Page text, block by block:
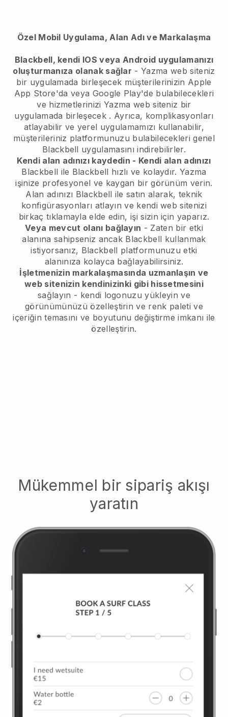
Özel Mobil Uygulama, Alan Adı ve Markalaşma
Blackbell, kendi IOS veya Android uygulamanızı
oluşturmanıza olanak sağlar -Yazma web siteniz
bir uygulamada birleşecek müşterilerinizin Apple
App Store'da veya Google Play'de bulabilecekleri
ve hizmetleriniziYazma web siteniz bir
uygulamada birleşecek . Ayrıca, komplikasyonları
atlayabilir ve yerel uygulamamızı kullanabilir,
müşterileriniz platformunuzu bulabilecekleri genel
Blackbell uygulamasını indirebilirler.
Kendi alan adınızı kaydedin - Kendi alan adınızı
Blackbell ile Blackbell hızlı ve kolaydır.Yazma
işinize profesyonel ve kaygan bir görünüm verin.
Alan adınızı Blackbell ile satın alarak, teknik
konfigürasyonları atlayın ve kendi web sitenizi
birkaç tıklamayla elde edin, işi sizin için yaparız.
Veya mevcut olanı bağlayın - Zaten bir etki
alanına sahipseniz ancak Blackbell kullanmak
istiyorsanız, Blackbell platformunuzu etki
alanınıza kolayca bağlayabilirsiniz.
İşletmenizin markalaşmasında uzmanlaşın ve
web sitenizin kendinizinki gibi hissetmesini
sağlayın - kendi logonuzu yükleyin ve
görünümünüzü özelleştirin ve renk paleti ve
içeriğin temasını ve boyutunu değiştirme imkanı ile
özelleştirin.
Mükemmel bir sipariş akışı
yaratın